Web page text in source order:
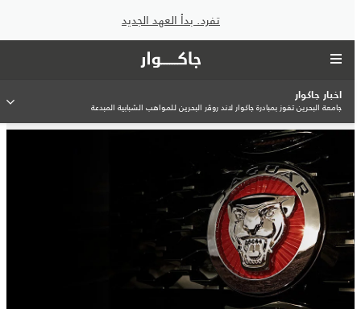
تفرد. بدأ العهد الجديد
اخبار جاكوار
جامعة البحرين تفوز بمبادرة جاكوار لاند روﭬر البحرين للمواهب الشبابية المبدعة